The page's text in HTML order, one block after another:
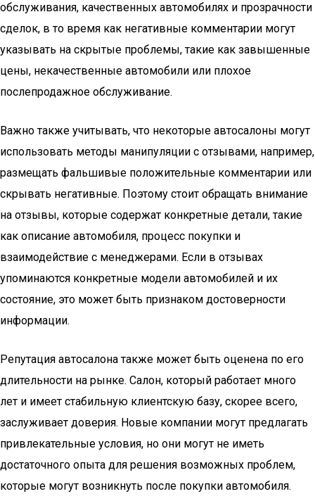
обслуживания, качественных автомобилях и прозрачности
сделок, в то время как негативные комментарии могут
указывать на скрытые проблемы, такие как завышенные
цены, некачественные автомобили или плохое
послепродажное обслуживание.
Важно также учитывать, что некоторые автосалоны могут
использовать методы манипуляции с отзывами, например,
размещать фальшивые положительные комментарии или
скрывать негативные. Поэтому стоит обращать внимание
на отзывы, которые содержат конкретные детали, такие
как описание автомобиля, процесс покупки и
взаимодействие с менеджерами. Если в отзывах
упоминаются конкретные модели автомобилей и их
состояние, это может быть признаком достоверности
информации.
Репутация автосалона также может быть оценена по его
длительности на рынке. Салон, который работает много
лет и имеет стабильную клиентскую базу, скорее всего,
заслуживает доверия. Новые компании могут предлагать
привлекательные условия, но они могут не иметь
достаточного опыта для решения возможных проблем,
которые могут возникнуть после покупки автомобиля.